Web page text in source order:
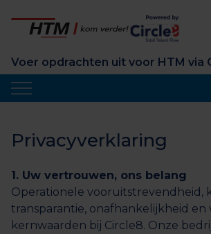
Voer opdrachten uit voor HTM via
Privacyverklaring
1. Uw vertrouwen, ons belang
Operationele vooruitstrevendheid,
transparantie, onafhankelijkheid
kernwaarden bij Circle8. Onze